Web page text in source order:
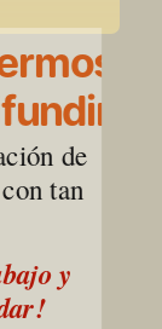
la
de
con tan
y